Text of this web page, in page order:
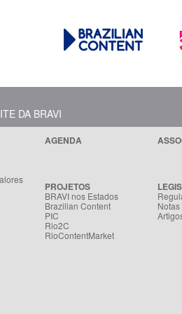
DA BRAVI
AGENDA
PROJETOS
BRAVI nos Estados
Brazilian Content
PIC
Rio2C
RioContentMarket
Notas